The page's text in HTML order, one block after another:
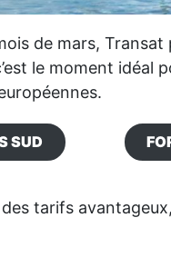
de mars,
le moment idéal
SUD
des tarifs